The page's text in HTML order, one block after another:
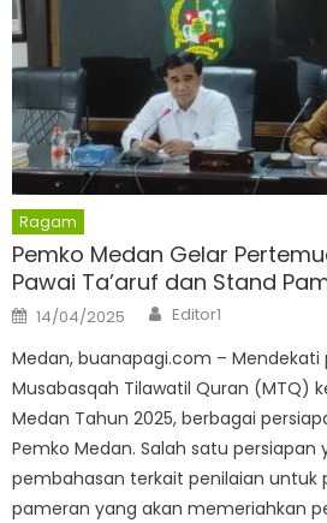
Ragam
Pemko Medan Gelar
Pawai Ta’aruf dan Stand
Posted
on
14/04/2025 Author
Editor1
Medan, buanapagi.com – Mendekati
Musabasqah Tilawatil Quran (MTQ)
Medan Tahun 2025, berbagai
Pemko Medan. Salah satu persiapan
pembahasan terkait penilaian untuk
pameran yang akan memeriahkan